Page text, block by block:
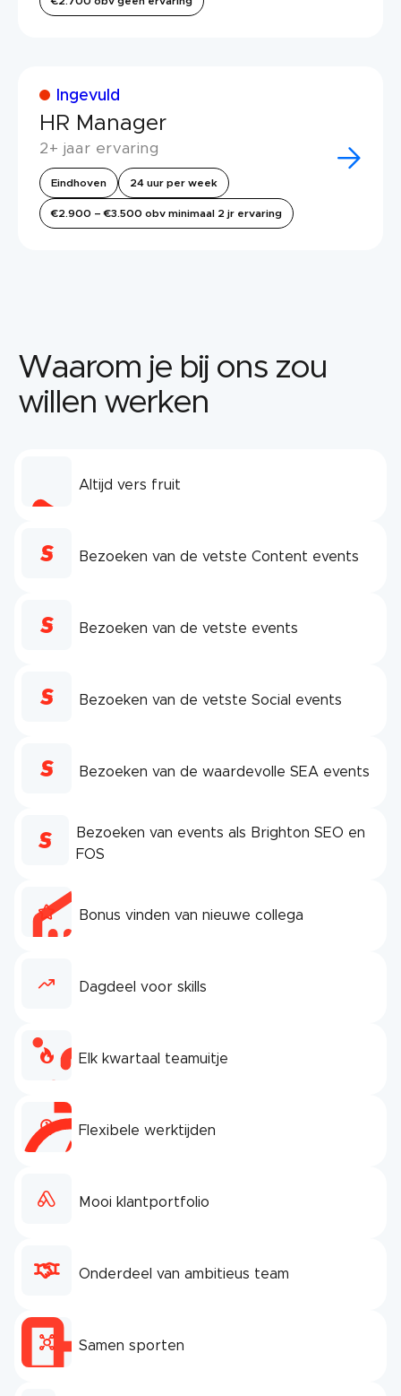
Ingevuld
HR Manager
2+ jaar ervaring
Eindhoven 24 uur per week
€2.900 – €3.500 obv minimaal 2 jr ervaring
Waarom je bij ons zou
willen werken
Altijd vers fruit
Bezoeken van de vetste Content events
Bezoeken van de vetste events
Bezoeken van de vetste Social events
Bezoeken van de waardevolle SEA events
Bezoeken van events als Brighton SEO en
FOS
Bonus vinden van nieuwe collega
Dagdeel voor skills
Elk kwartaal teamuitje
Flexibele werktijden
Mooi klantportfolio
Onderdeel van ambitieus team
Samen sporten